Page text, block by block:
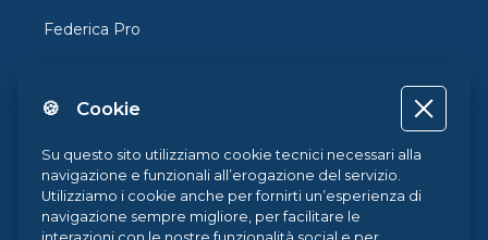
Federica Pro
Federica Coursera
Accessibilità
Privacy
Termini e Condizioni
🍪 Cookie
Su questo sito utilizziamo cookie tecnici necessari alla
navigazione e funzionali all’erogazione del servizio.
Utilizziamo i cookie anche per fornirti un’esperienza di
navigazione sempre migliore, per facilitare le